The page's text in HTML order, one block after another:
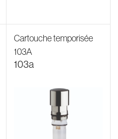
Cartouche temporisée
103A
103a